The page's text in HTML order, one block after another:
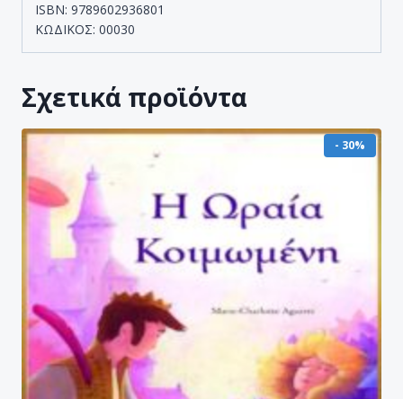
ISBN: 9789602936801
ΚΩΔΙΚΟΣ: 00030
Σχετικά προϊόντα
- 30%